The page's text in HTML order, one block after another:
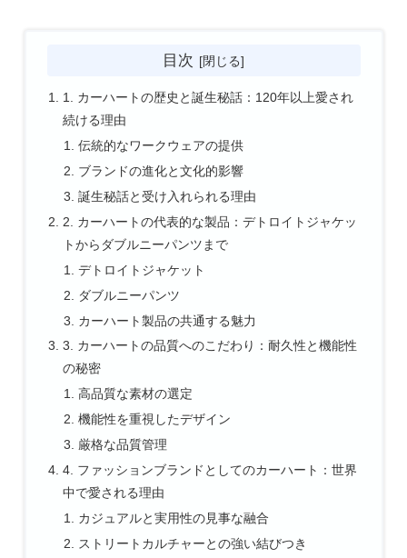
目次
1. カーハートの歴史と誕生秘話：120年以上愛され
続ける理由
伝統的なワークウェアの提供
ブランドの進化と文化的影響
誕生秘話と受け入れられる理由
2. カーハートの代表的な製品：デトロイトジャケッ
トからダブルニーパンツまで
デトロイトジャケット
ダブルニーパンツ
カーハート製品の共通する魅力
3. カーハートの品質へのこだわり：耐久性と機能性
の秘密
高品質な素材の選定
機能性を重視したデザイン
厳格な品質管理
4. ファッションブランドとしてのカーハート：世界
中で愛される理由
カジュアルと実用性の見事な融合
ストリートカルチャーとの強い結びつき